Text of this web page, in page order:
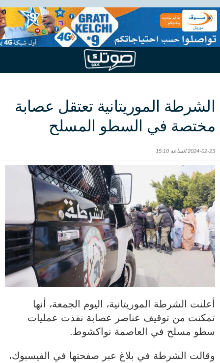
الشرطة الموريتانية تعتقل عصابة
مختصة في السطو المسلح
2024-02-23 الساعة 15:10
أعلنت الشرطة الموريتانية، اليوم الجمعة، أنها
تمكنت من توقيف عناصر عصابة نفذت عمليات
سطو مسلح في العاصمة نواكشوط.
وقالت الشرطة في بلاغ عبر صفحتها في الفيسبوك،